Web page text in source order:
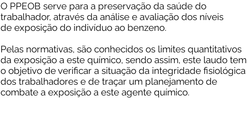
O PPEOB serve para a preservação da saúde do
trabalhador, através da análise e avaliação dos níveis
de exposição do indivíduo ao benzeno.
Pelas normativas, são conhecidos os limites quantitativos
da exposição a este químico, sendo assim, este laudo tem
o objetivo de verificar a situação da integridade fisiológica
dos trabalhadores e de traçar um planejamento de
combate a exposição a este agente químico.